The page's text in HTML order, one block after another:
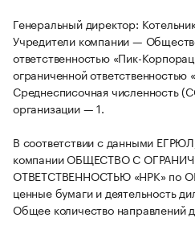
Генеральный директор:
Учредители компании —
ответственностью «Пик-
ограниченной ответственностью
Среднесписочная численность
организации — 1.
В соответствии с данными
компании ОБЩЕСТВО С
ОТВЕТСТВЕННОСТЬЮ «НРК» по
ценные бумаги и деятельность
Общее количество направлений